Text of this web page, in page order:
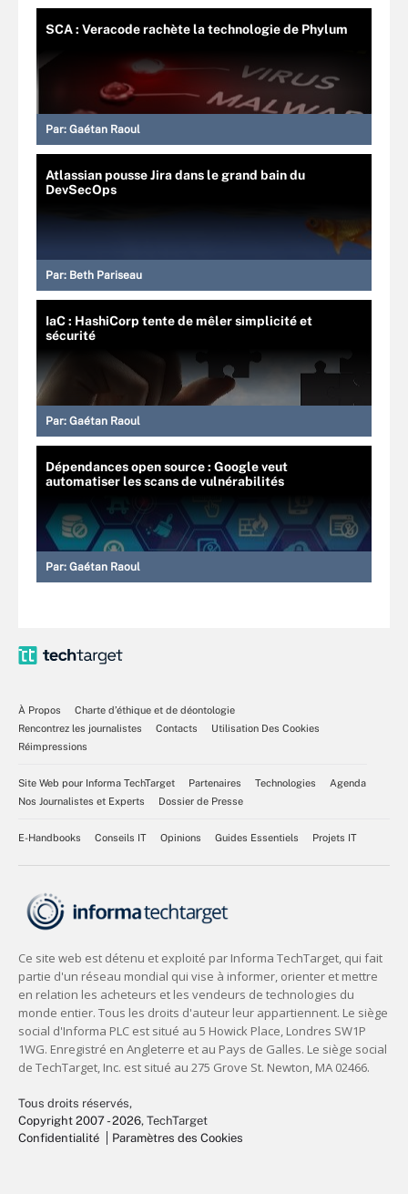
SCA : Veracode rachète la technologie de Phylum
Par: Gaétan Raoul
Atlassian pousse Jira dans le grand bain du
DevSecOps
Par: Beth Pariseau
IaC : HashiCorp tente de mêler simplicité et
sécurité
Par: Gaétan Raoul
Dépendances open source : Google veut
automatiser les scans de vulnérabilités
Par: Gaétan Raoul
À Propos
Charte d’éthique et de déontologie
Rencontrez les journalistes
Contacts
Utilisation Des Cookies
Réimpressions
Site Web pour Informa TechTarget Partenaires Technologies
Agenda
Nos Journalistes et Experts
Dossier de Presse
E-Handbooks Conseils IT Opinions Guides Essentiels Projets IT
Tous droits réservés,
Copyright 2007 - 2026, TechTarget
Confidentialité
Paramètres des Cookies